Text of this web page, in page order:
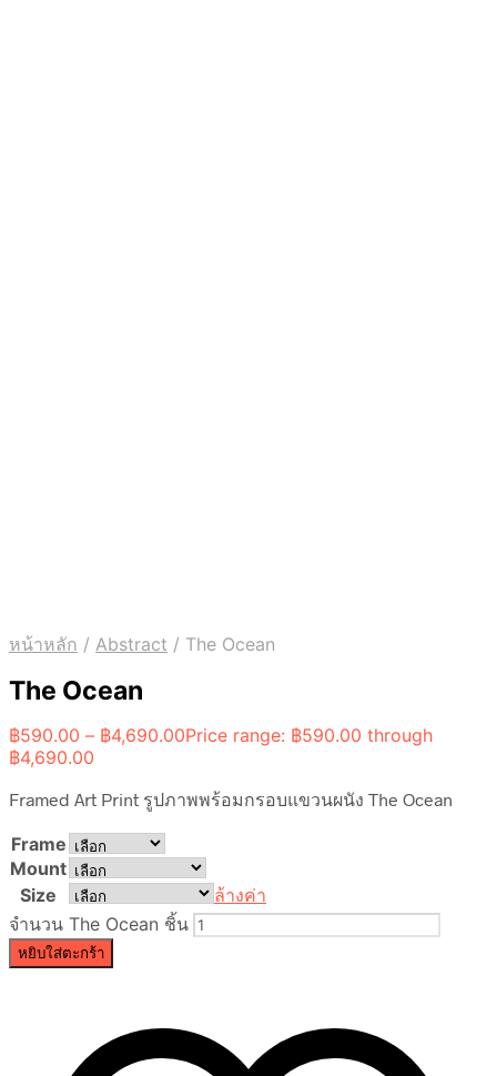
หน้าหลัก / Abstract / The Ocean
The Ocean
฿590.00 – ฿4,690.00Price range: ฿590.00 through
฿4,690.00
Framed Art Print รูปภาพพร้อมกรอบแขวนผนัง The Ocean
Frame
Mount
Size
ล้างค่า
จำนวน The Ocean ชิ้น
หยิบใส่ตะกร้า